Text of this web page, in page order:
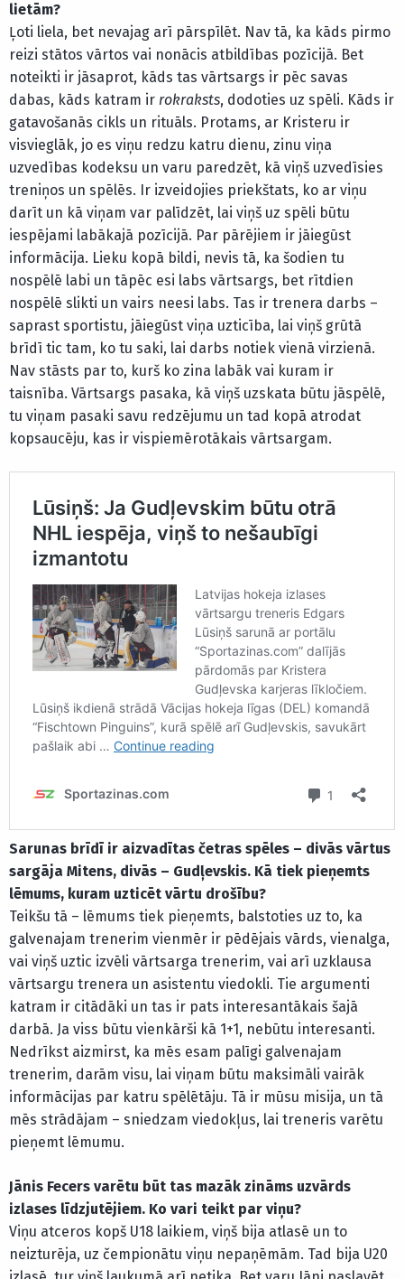
lietām?
Ļoti liela, bet nevajag arī pārspīlēt. Nav tā, ka kāds pirmo
reizi stātos vārtos vai nonācis atbildības pozīcijā. Bet
noteikti ir jāsaprot, kāds tas vārtsargs ir pēc savas
dabas, kāds katram ir rokraksts, dodoties uz spēli. Kāds ir
gatavošanās cikls un rituāls. Protams, ar Kristeru ir
visvieglāk, jo es viņu redzu katru dienu, zinu viņa
uzvedības kodeksu un varu paredzēt, kā viņš uzvedīsies
treniņos un spēlēs. Ir izveidojies priekštats, ko ar viņu
darīt un kā viņam var palīdzēt, lai viņš uz spēli būtu
iespējami labākajā pozīcijā. Par pārējiem ir jāiegūst
informācija. Lieku kopā bildi, nevis tā, ka šodien tu
nospēlē labi un tāpēc esi labs vārtsargs, bet rītdien
nospēlē slikti un vairs neesi labs. Tas ir trenera darbs –
saprast sportistu, jāiegūst viņa uzticība, lai viņš grūtā
brīdī tic tam, ko tu saki, lai darbs notiek vienā virzienā.
Nav stāsts par to, kurš ko zina labāk vai kuram ir
taisnība. Vārtsargs pasaka, kā viņš uzskata būtu jāspēlē,
tu viņam pasaki savu redzējumu un tad kopā atrodat
kopsaucēju, kas ir vispiemērotākais vārtsargam.
Sarunas brīdī ir aizvadītas četras spēles – divās vārtus
sargāja Mitens, divās – Gudļevskis. Kā tiek pieņemts
lēmums, kuram uzticēt vārtu drošību?
Teikšu tā – lēmums tiek pieņemts, balstoties uz to, ka
galvenajam trenerim vienmēr ir pēdējais vārds, vienalga,
vai viņš uztic izvēli vārtsarga trenerim, vai arī uzklausa
vārtsargu trenera un asistentu viedokli. Tie argumenti
katram ir citādāki un tas ir pats interesantākais šajā
darbā. Ja viss būtu vienkārši kā 1+1, nebūtu interesanti.
Nedrīkst aizmirst, ka mēs esam palīgi galvenajam
trenerim, darām visu, lai viņam būtu maksimāli vairāk
informācijas par katru spēlētāju. Tā ir mūsu misija, un tā
mēs strādājam – sniedzam viedokļus, lai treneris varētu
pieņemt lēmumu.
Jānis Fecers varētu būt tas mazāk zināms uzvārds
izlases līdzjutējiem. Ko vari teikt par viņu?
Viņu atceros kopš U18 laikiem, viņš bija atlasē un to
neizturēja, uz čempionātu viņu nepaņēmām. Tad bija U20